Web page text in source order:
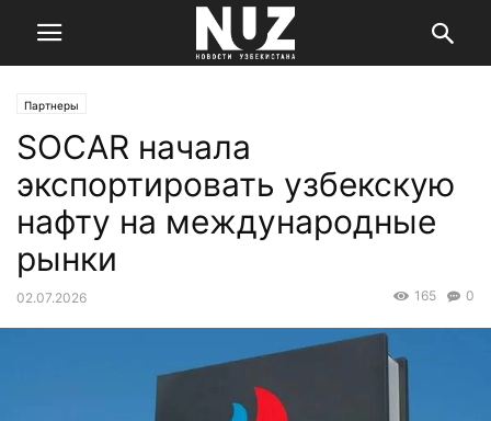
Партнеры
SOCAR начала
экспортировать узбекскую
нафту на международные
рынки
02.07.2026 0
165